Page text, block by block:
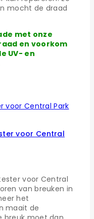
mocht de draad
met onze
en voorkom
UV- en
voor Central
voor Central
van breuken in
het
maait de